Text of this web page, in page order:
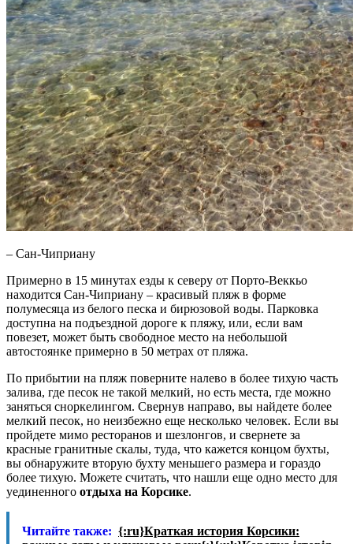
– Сан-Чиприану
Примерно в 15 минутах езды к северу от Порто-Веккьо
находится Сан-Чиприану – красивый пляж в форме
полумесяца из белого песка и бирюзовой воды. Парковка
доступна на подъездной дороге к пляжу, или, если вам
повезет, может быть свободное место на небольшой
автостоянке примерно в 50 метрах от пляжа.
По прибытии на пляж поверните налево в более тихую часть
залива, где песок не такой мелкий, но есть места, где можно
заняться сноркелингом. Свернув направо, вы найдете более
мелкий песок, но неизбежно еще несколько человек. Если вы
пройдете мимо ресторанов и шезлонгов, и свернете за
красные гранитные скалы, туда, что кажется концом бухты,
вы обнаружите вторую бухту меньшего размера и гораздо
более тихую. Можете считать, что нашли еще одно место для
уединенного отдыха на Корсике.
Читайте также: {:ru}Краткая история Корсики: